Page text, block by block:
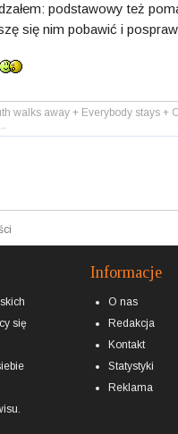
podstawowy też
się nim pobawić i
walks away + Everybody stays +
się
Informacje
O nas
Redakcja
Kontakt
Statystyki
Reklama